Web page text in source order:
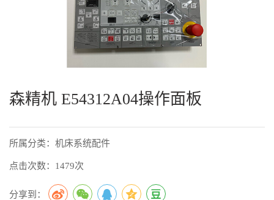
森精机 E54312A04操作面板
所属分类：机床系统配件
点击次数：1479次
分享到：